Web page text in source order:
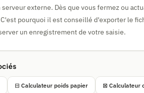
serveur externe. Dès que vous fermez ou
pourquoi il est conseillé d'exporter le
un enregistrement de votre saisie.
⊟ Calculateur poids papier ⊠ Calculateur